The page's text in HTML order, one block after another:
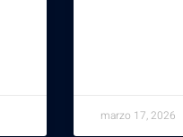
marzo 17, 2026